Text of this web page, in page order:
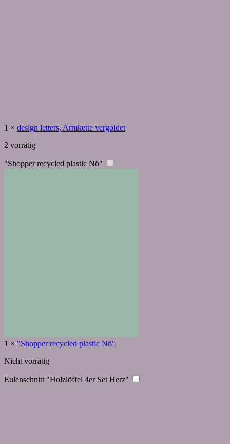
1 × design letters, Armkette vergoldet
2 vorrätig
"Shopper recycled plastic Nö"
1 × "Shopper recycled plastic Nö"
Nicht vorrätig
Eulenschnitt "Holzlöffel 4er Set Herz"